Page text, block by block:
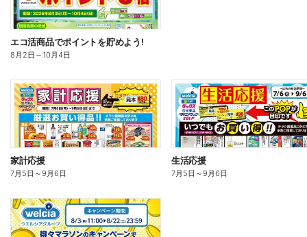
エコ活商品でポイントを貯めよう!
8月2日 ～10月4日
家計応援
7月5日 ～9月6日
生活応援
7月5日 ～9月6日